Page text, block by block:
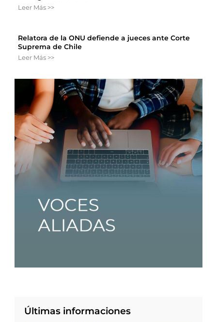
Leer Más >>
Relatora de la ONU defiende a jueces ante Corte
Suprema de Chile
Leer Más >>
Últimas informaciones